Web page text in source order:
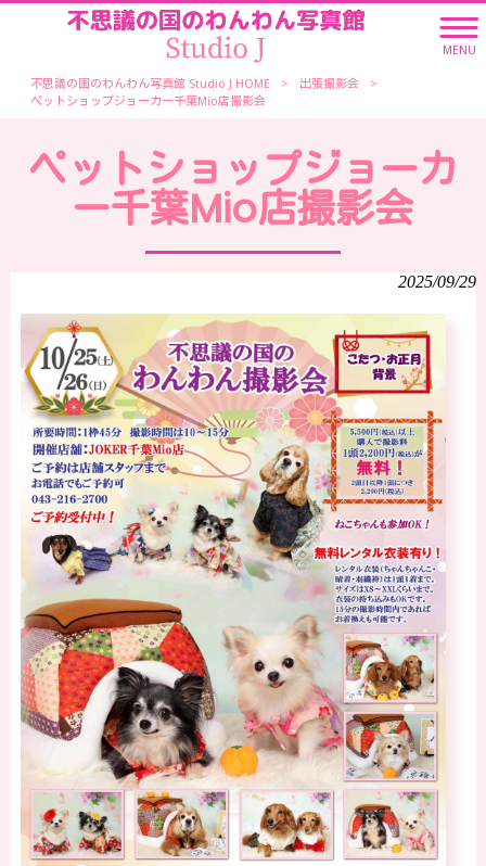
MENU
不思議の国のわんわん写真館 Studio J HOME > 出張撮影会
>
ペットショップジョーカー千葉Mio店撮影会
ペットショップジョーカ
ー千葉Mio店撮影会
2025/09/29